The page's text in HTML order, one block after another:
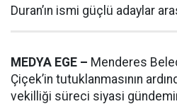
Duran’ın ismi güçlü adaylar
MEDYA EGE – Menderes
Çiçek’in tutuklanmasının
vekilliği süreci siyasi